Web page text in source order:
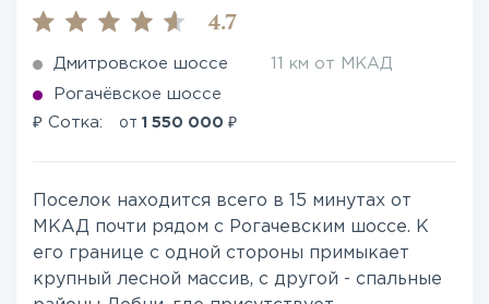
4.7
Дмитровское шоссе 11 км от МКАД
Рогачёвское шоссе
₽ Сотка: от 1 550 000 ₽
Поселок находится всего в 15 минутах от
МКАД почти рядом с Рогачевским шоссе. К
его границе с одной стороны примыкает
крупный лесной массив, с другой - спальные